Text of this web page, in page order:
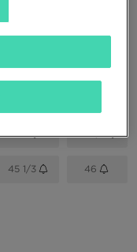
42 42 2/3
45 1/3 46